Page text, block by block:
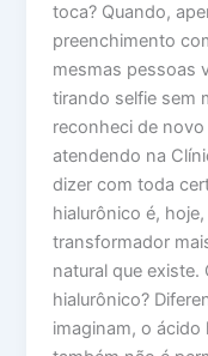
toca? Quando,
preenchimento
mesmas pessoas
tirando selfie sem
reconheci de
atendendo na
dizer com toda
hialurônico é,
transformador
natural que existe.
hialurônico?
imaginam, o ácido